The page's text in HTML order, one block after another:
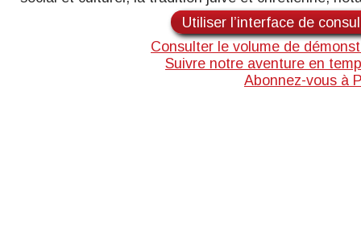
Utiliser l’interface de
Consulter le volume de
Suivre notre aventure en
Abonnez-vous à